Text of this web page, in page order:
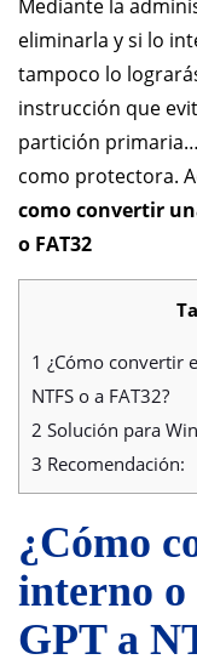
Mediante la
eliminarla y si lo
tampoco lo
instrucción que
partición
como protectora.
como convertir
o FAT32
1 ¿Cómo convertir
NTFS o a FAT32?
2 Solución para
3 Recomendación:
¿Cómo
interno o
GPT a